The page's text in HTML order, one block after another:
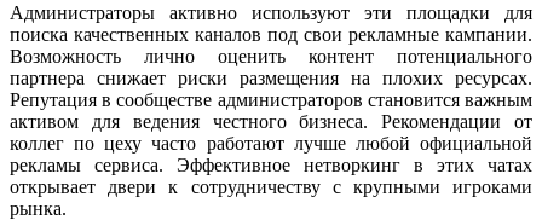
Администраторы активно используют эти площадки для
поиска качественных каналов под свои рекламные кампании.
Возможность лично оценить контент потенциального
партнера снижает риски размещения на плохих ресурсах.
Репутация в сообществе администраторов становится важным
активом для ведения честного бизнеса. Рекомендации от
коллег по цеху часто работают лучше любой официальной
рекламы сервиса. Эффективное нетворкинг в этих чатах
открывает двери к сотрудничеству с крупными игроками
рынка.